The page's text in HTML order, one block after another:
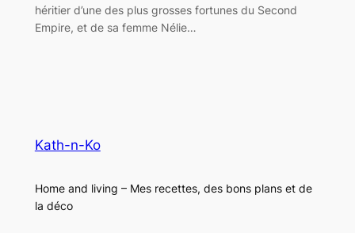
héritier d’une des plus grosses fortunes du Second
Empire, et de sa femme Nélie…
Kath-n-Ko
Home and living – Mes recettes, des bons plans et de
la déco